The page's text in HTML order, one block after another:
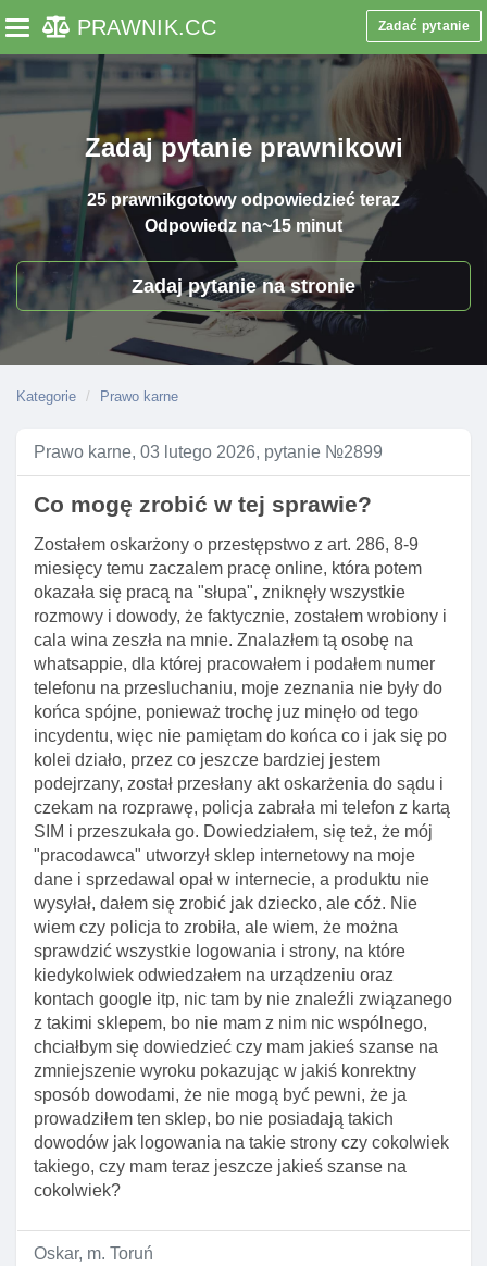
Toggle navigation
PRAWNIK.CC Zadać pytanie
Zadaj pytanie prawnikowi
25 prawnikgotowy odpowiedzieć teraz
Odpowiedz na~15 minut
Zadaj pytanie na stronie
Kategorie Prawo karne
Prawo karne, 03 lutego 2026, pytanie №2899
Co mogę zrobić w tej sprawie?
Zostałem oskarżony o przestępstwo z art. 286, 8-9
miesięcy temu zaczalem pracę online, która potem
okazała się pracą na "słupa", zniknęły wszystkie
rozmowy i dowody, że faktycznie, zostałem wrobiony i
cala wina zeszła na mnie. Znalazłem tą osobę na
whatsappie, dla której pracowałem i podałem numer
telefonu na przesluchaniu, moje zeznania nie były do
końca spójne, ponieważ trochę juz minęło od tego
incydentu, więc nie pamiętam do końca co i jak się po
kolei działo, przez co jeszcze bardziej jestem
podejrzany, został przesłany akt oskarżenia do sądu i
czekam na rozprawę, policja zabrała mi telefon z kartą
SIM i przeszukała go. Dowiedziałem, się też, że mój
"pracodawca" utworzył sklep internetowy na moje
dane i sprzedawal opał w internecie, a produktu nie
wysyłał, dałem się zrobić jak dziecko, ale cóż. Nie
wiem czy policja to zrobiła, ale wiem, że można
sprawdzić wszystkie logowania i strony, na które
kiedykolwiek odwiedzałem na urządzeniu oraz
kontach google itp, nic tam by nie znaleźli związanego
z takimi sklepem, bo nie mam z nim nic wspólnego,
chciałbym się dowiedzieć czy mam jakieś szanse na
zmniejszenie wyroku pokazując w jakiś konrektny
sposób dowodami, że nie mogą być pewni, że ja
prowadziłem ten sklep, bo nie posiadają takich
dowodów jak logowania na takie strony czy cokolwiek
takiego, czy mam teraz jeszcze jakieś szanse na
cokolwiek?
Oskar, m. Toruń